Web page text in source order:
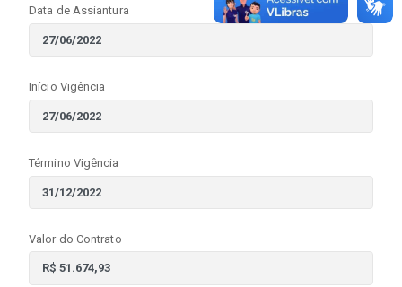
Data de Assiantura
Início Vigência
Término Vigência
Valor do Contrato